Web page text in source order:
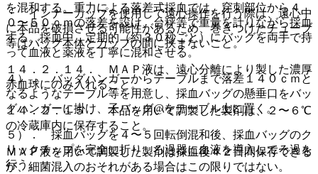
を混和する。重力による落差式採血では、穿刺部位から４
０〜５０ｃｍの落差を設け、台秤等で重量を計りながら採血
する。採血中、定期的（約３０秒ごと）にバッグを両手で持
って血液と薬液を丁寧に混和させる。
４）． バッグハンガーからテーブルまで落差１４０ｃｍと
なるようなテーブル等を用意し、採血バッグの懸垂口をバッ
グハンガーに掛け、子バッグ@をテーブル上に置く。
５）． 採血バッグを４〜５回転倒混和後、採血バッグのク
リックチップを完全に折り、ろ過器に血液を導入してろ過を
行う。
・ インナーカップを使用して遠心操作を行う際は、遠心中
に本品を破損させる可能性があるため、巻きつけたチューブ
等はバッグ本体とカップの間に挟まないこと。
１４．２．１４． ＭＡＰ液は、遠心分離により製した濃厚
赤血球にのみ入れること。
１４．２．１５． 本品を用いて調製した製剤は、２〜６℃
の冷蔵庫内に保存すること。
ＭＡＰ液を用いて調製した製剤は採血後４２日間保存できる
が、細菌混入のおそれがある場合はこの限りではない。